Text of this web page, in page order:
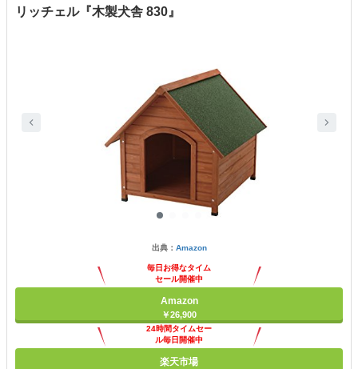
リッチェル『木製犬舎 830』
出典： Amazon
毎日お得なタイム
セール開催中
Amazon
￥26,900
24時間タイムセー
ル毎日開催中
楽天市場